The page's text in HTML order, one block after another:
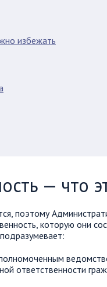
избежать
— что
поэтому
которую они
ответственности